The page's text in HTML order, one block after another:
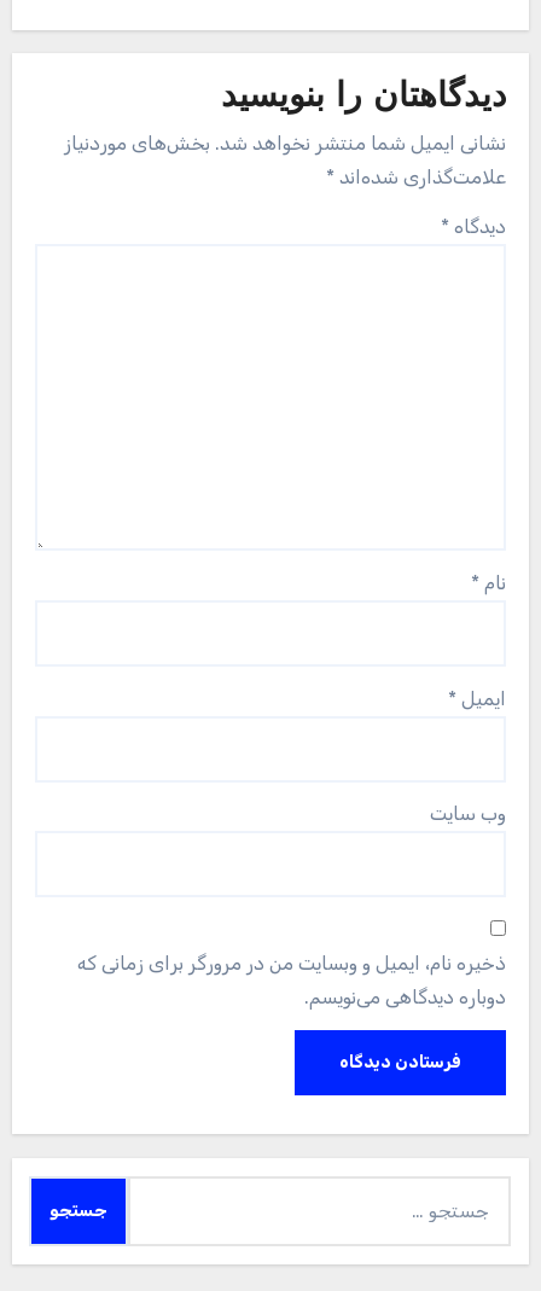
دیدگاهتان را بنویسید
نشانی ایمیل شما منتشر نخواهد شد. بخش‌های موردنیاز
علامت‌گذاری شده‌اند *
دیدگاه *
نام *
ایمیل *
وب‌ سایت
ذخیره نام، ایمیل و وبسایت من در مرورگر برای زمانی که
دوباره دیدگاهی می‌نویسم.
برای: